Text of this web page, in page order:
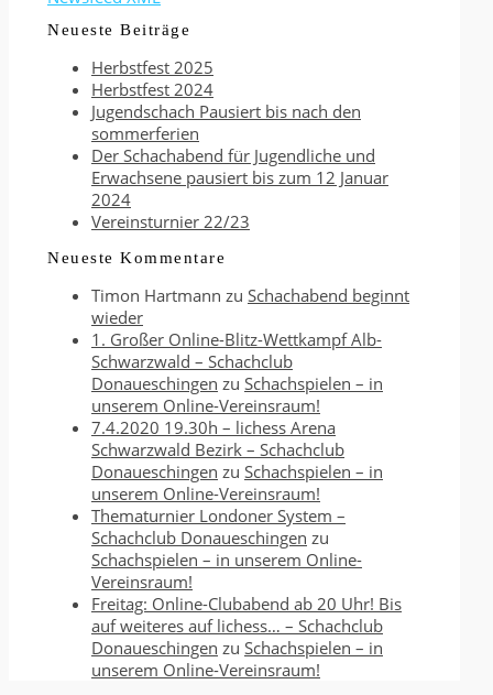
Neueste Beiträge
Herbstfest 2025
Herbstfest 2024
Jugendschach Pausiert bis nach den
sommerferien
Der Schachabend für Jugendliche und
Erwachsene pausiert bis zum 12 Januar
2024
Vereinsturnier 22/23
Neueste Kommentare
Timon Hartmann zu Schachabend beginnt
wieder
1. Großer Online-Blitz-Wettkampf Alb-
Schwarzwald – Schachclub
Donaueschingen zu Schachspielen – in
unserem Online-Vereinsraum!
7.4.2020 19.30h – lichess Arena
Schwarzwald Bezirk – Schachclub
Donaueschingen zu Schachspielen – in
unserem Online-Vereinsraum!
Thematurnier Londoner System –
Schachclub Donaueschingen zu
Schachspielen – in unserem Online-
Vereinsraum!
Freitag: Online-Clubabend ab 20 Uhr! Bis
auf weiteres auf lichess… – Schachclub
Donaueschingen zu Schachspielen – in
unserem Online-Vereinsraum!